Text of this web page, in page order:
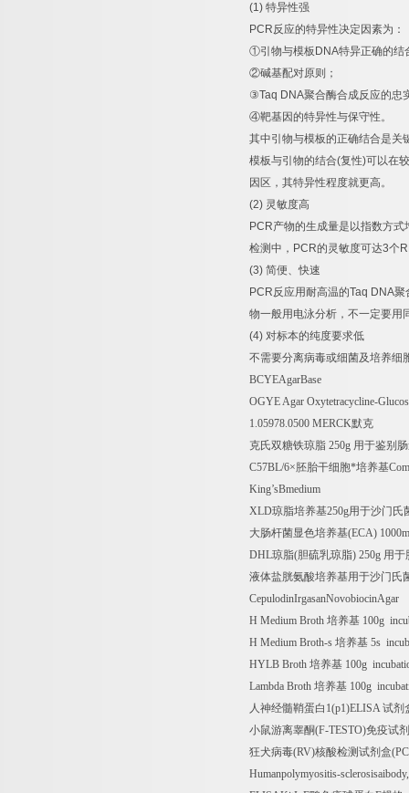
(1) 特异性强
PCR反应的特异性决定因素为：
①引物与模板 DNA特异正确的结
②碱基配对原则；
③Taq DNA聚合酶合成反应的忠
④靶基因的特异性与保守性。
其中引物与模板的正确结合是关
模板与引物的结合(复性)可以在
因区，其特异性程度就更高。
(2) 灵敏度高
PCR产物的生成量是以指数方式
检测中， PCR的灵敏度可达3个
(3) 简便、快速
PCR反应用耐高温的Taq DNA聚
物一般用电泳分析，不一定要用
(4) 对标本的纯度要求低
不需要分离病毒或细菌及培养细
BCYEAgarBase
OGYE Agar Oxytetracycline-
1.05978.0500 MERCK默克
克氏双糖铁琼脂 250g 用于鉴别
C57BL/6×胚胎干细胞*培养基
King’sBmedium
XLD琼脂培养基250g用于沙门氏
大肠杆菌显色培养基(ECA)
DHL琼脂(胆硫乳琼脂) 250g 用于
液体盐胱氨酸培养基用于沙门氏
CepulodinIrgasanNovobiocinAgar
H Medium Broth 培养基 100g
H Medium Broth-s 培养基 5s
HYLB Broth 培养基 100g
Lambda Broth 培养基 100g
人神经髓鞘蛋白 1(p1)ELISA试剂
小鼠游离睾酮(F-TESTO)免疫试
狂犬病毒(RV)核酸检测试剂盒
Humanpolymyositis-